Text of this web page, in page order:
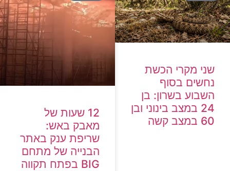
שני מקרי הכשת
נחשים בסוף
השבוע בשרון: בן
24 במצב בינוני ובן
60 במצב קשה
12 שעות של
מאבק באש:
שריפת ענק באתר
הבנייה של מתחם
BIG בפתח תקווה